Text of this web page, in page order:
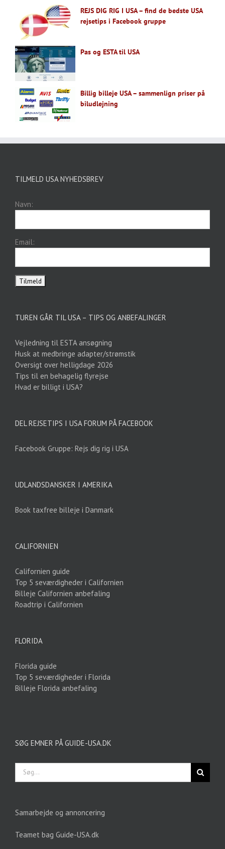
REJS DIG RIG I USA – find de bedste USA
rejsetips i Facebook gruppe
Pas og ESTA til USA
Billig billeje USA – sammenlign priser på
biludlejning
TILMELD USA NYHEDSBREV
Navn:
Email:
TUREN GÅR TIL USA – TIPS OG ANBEFALINGER
Vejledning til ESTA ansøgning
Husk at medbringe adapter/strømstik
Oversigt over helligdage 2026
Tips til en behagelig flyrejse
Hvad er billigt i USA?
DEL REJSETIPS I USA FORUM PÅ FACEBOOK
Facebook Gruppe: Rejs dig rig i USA
UDLANDSDANSKER I AMERIKA
Book taxfree billeje i Danmark
CALIFORNIEN
Californien guide
Top 5 seværdigheder i Californien
Billeje Californien anbefaling
Roadtrip i Californien
FLORIDA
Florida guide
Top 5 seværdigheder i Florida
Billeje Florida anbefaling
SØG EMNER PÅ GUIDE-USA.DK
Søg
efter:
Samarbejde og annoncering
Teamet bag Guide-USA.dk